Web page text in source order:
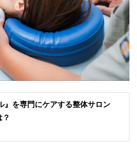
』を専門にケアする整体サロン
？